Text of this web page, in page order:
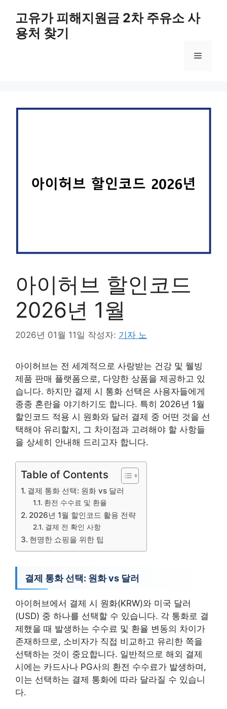
고유가 피해지원금 2차 주유소 사
용처 찾기
메
아이허브 할인코드
2026년 1월
2026년 01월 11일 작성자: 기자 노
아이허브는 전 세계적으로 사랑받는 건강 및 웰빙
제품 판매 플랫폼으로, 다양한 상품을 제공하고 있
습니다. 하지만 결제 시 통화 선택은 사용자들에게
종종 혼란을 야기하기도 합니다. 특히 2026년 1월
할인코드 적용 시 원화와 달러 결제 중 어떤 것을 선
택해야 유리할지, 그 차이점과 고려해야 할 사항들
을 상세히 안내해 드리고자 합니다.
Table of Contents
결제 통화 선택: 원화 vs 달러
환전 수수료 및 환율
2026년 1월 할인코드 활용 전략
결제 전 확인 사항
현명한 쇼핑을 위한 팁
결제 통화 선택: 원화 vs 달러
아이허브에서 결제 시 원화(KRW)와 미국 달러
(USD) 중 하나를 선택할 수 있습니다. 각 통화로 결
제했을 때 발생하는 수수료 및 환율 변동의 차이가
존재하므로, 소비자가 직접 비교하고 유리한 쪽을
선택하는 것이 중요합니다. 일반적으로 해외 결제
시에는 카드사나 PG사의 환전 수수료가 발생하며,
이는 선택하는 결제 통화에 따라 달라질 수 있습니
다.